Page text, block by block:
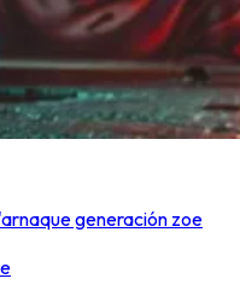
generación zoe